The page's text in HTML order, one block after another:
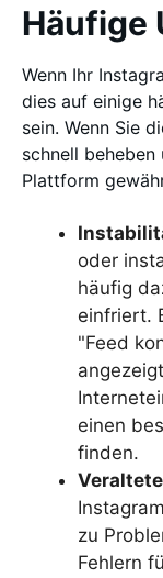
Häufige
Wenn Ihr
dies auf einige
sein. Wenn Sie
schnell
Plattform
oder
häufig
einfriert.
"Feed
einen
finden.
zu
Fehlern